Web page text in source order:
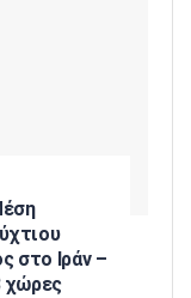
στο Ιράν –
χώρες